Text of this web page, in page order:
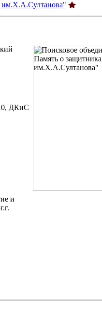
им.Х.А.Султанова"
ДКиС
и